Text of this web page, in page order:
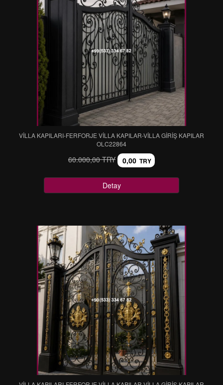
VİLLA KAPILARI-FERFORJE VİLLA KAPILAR-VİLLA GİRİŞ KAPILAR
OLC22864
60.000,00 TRY 0,00 TRY
Detay